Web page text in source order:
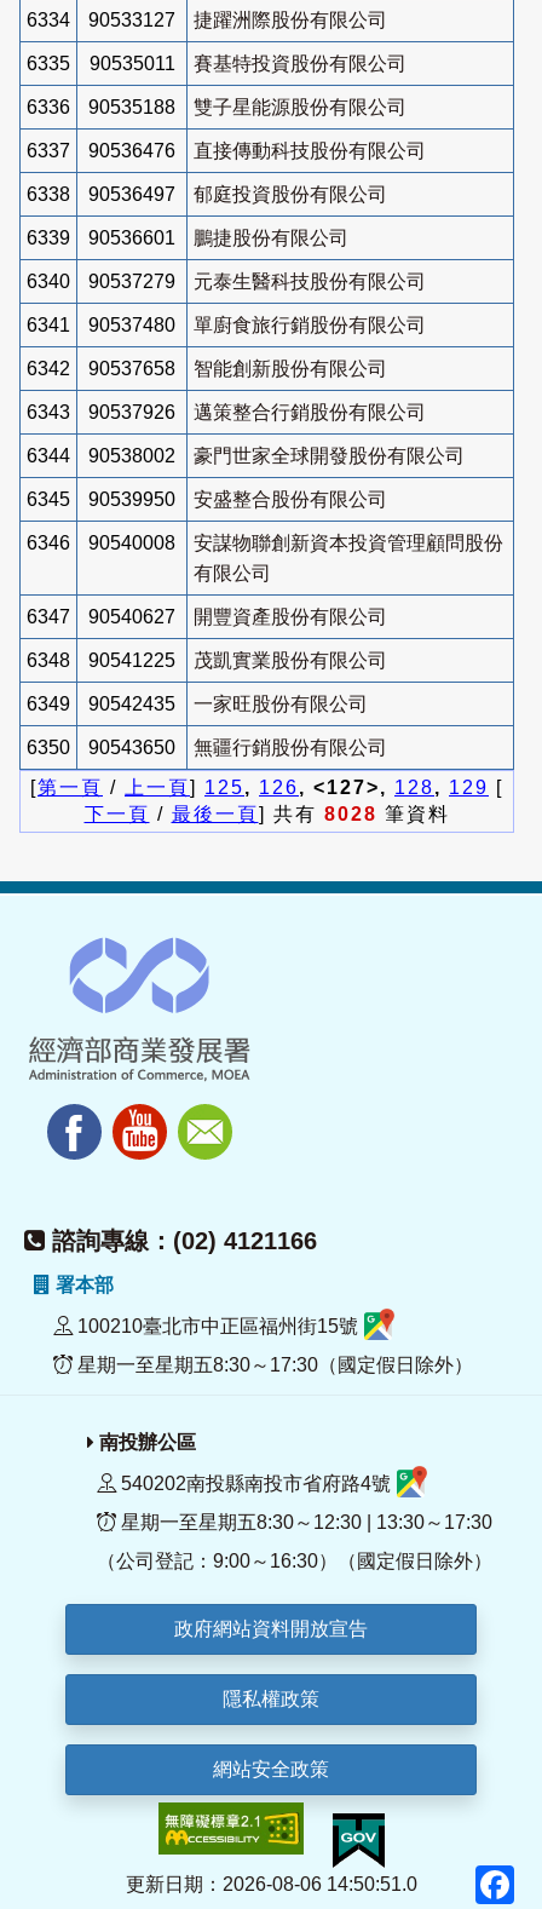
6334 90533127 捷躍洲際股份有限公司
6335 90535011 賽基特投資股份有限公司
6336 90535188 雙子星能源股份有限公司
6337 90536476 直接傳動科技股份有限公司
6338 90536497 郁庭投資股份有限公司
6339 90536601 鵬捷股份有限公司
6340 90537279 元泰生醫科技股份有限公司
6341 90537480 單廚食旅行銷股份有限公司
6342 90537658 智能創新股份有限公司
6343 90537926 邁策整合行銷股份有限公司
6344 90538002 豪門世家全球開發股份有限公司
6345 90539950 安盛整合股份有限公司
6346 90540008
安謀物聯創新資本投資管理顧問股份
有限公司
6347 90540627 開豐資產股份有限公司
6348 90541225 茂凱實業股份有限公司
6349 90542435 一家旺股份有限公司
6350 90543650
無疆行銷股份有限公司
[第一頁 / 上一頁] 125, 126, <127>, 128, 129 [
下一頁 / 最後一頁] 共有 8028 筆資料
諮詢專線：(02) 4121166
署本部
100210臺北市中正區福州街15號
星期一至星期五8:30～17:30（國定假日除外）
南投辦公區
540202南投縣南投市省府路4號
星期一至星期五8:30～12:30 | 13:30～17:30
（公司登記：9:00～16:30）（國定假日除外）
政府網站資料開放宣告
隱私權政策
網站安全政策
更新日期：2026-08-06 14:50:51.0